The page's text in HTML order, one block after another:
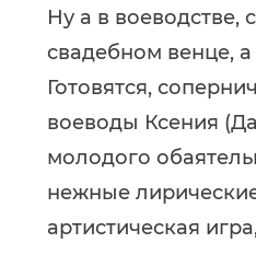
Ну а в воеводстве,
свадебном венце, а
Готовятся,
воеводы Ксения
молодого
нежные
артистическая